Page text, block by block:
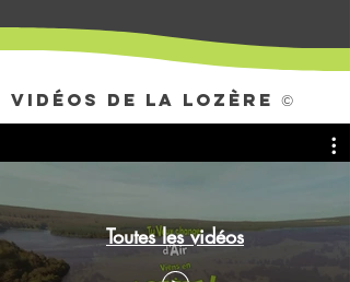
VIDÉOS DE LA LOZÈRE ©
Toutes les vidéos